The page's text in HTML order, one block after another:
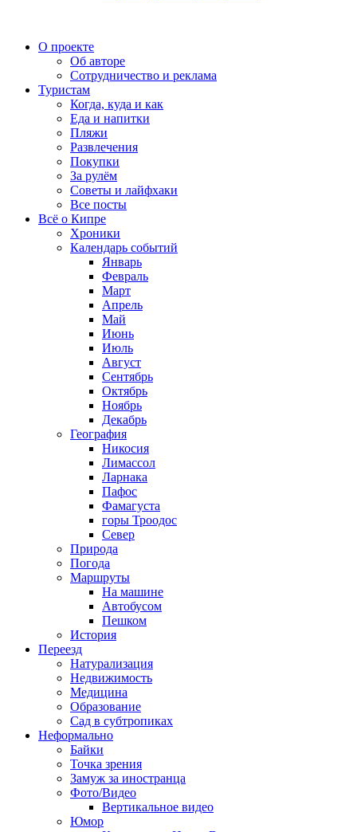
О проекте
Об авторе
Сотрудничество и реклама
Туристам
Когда, куда и как
Еда и напитки
Пляжи
Развлечения
Покупки
За рулём
Советы и лайфхаки
Все посты
Всё о Кипре
Хроники
Календарь событий
Январь
Февраль
Март
Апрель
Май
Июнь
Июль
Август
Сентябрь
Октябрь
Ноябрь
Декабрь
География
Никосия
Лимассол
Ларнака
Пафос
Фамагуста
горы Троодос
Север
Природа
Погода
Маршруты
На машине
Автобусом
Пешком
История
Переезд
Натурализация
Недвижимость
Медицина
Образование
Сад в субтропиках
Неформально
Байки
Точка зрения
Замуж за иностранца
Фото/Видео
Вертикальное видео
Юмор